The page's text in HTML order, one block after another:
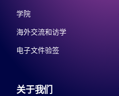
学院
海外交流和访学
电子文件验签
关于我们